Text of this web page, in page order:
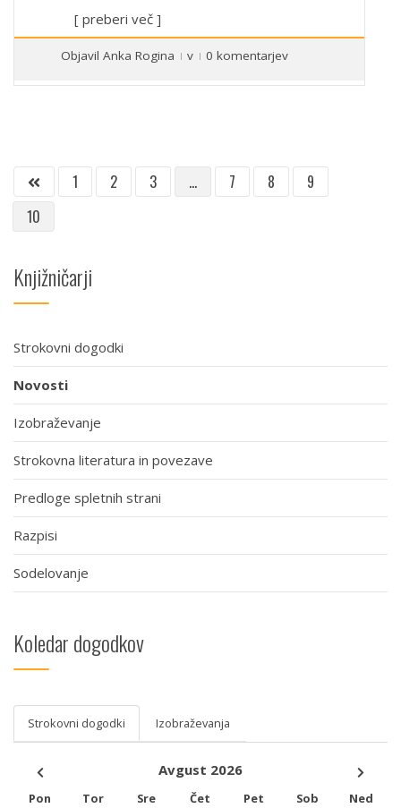
[ preberi več ]
Objavil Anka Rogina v 0 komentarjev
1 2 3 … 7 8
9
10
Knjižničarji
Strokovni dogodki
Novosti
Izobraževanje
Strokovna literatura in povezave
Predloge spletnih strani
Razpisi
Sodelovanje
Koledar dogodkov
Strokovni dogodki Izobraževanja
Avgust 2026
Pon Tor Sre Čet Pet Sob Ned